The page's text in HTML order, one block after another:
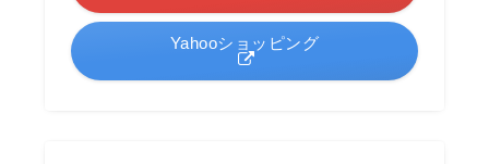
Yahooショッピング